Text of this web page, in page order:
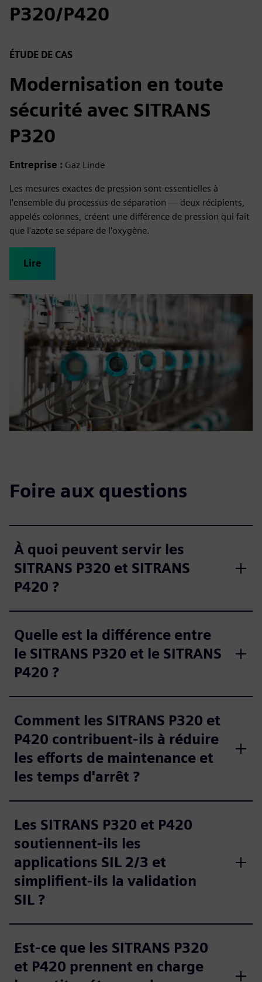
P320/P420
ÉTUDE DE CAS
Modernisation en toute
sécurité avec SITRANS
P320
Entreprise : Gaz Linde
Les mesures exactes de pression sont essentielles à
l'ensemble du processus de séparation — deux récipients,
appelés colonnes, créent une différence de pression qui fait
que l'azote se sépare de l'oxygène.
Lire
Foire aux questions
À quoi peuvent servir les
SITRANS P320 et SITRANS
P420 ?
Quelle est la différence entre
le SITRANS P320 et le SITRANS
P420 ?
Comment les SITRANS P320 et
P420 contribuent-ils à réduire
les efforts de maintenance et
les temps d'arrêt ?
Les SITRANS P320 et P420
soutiennent-ils les
applications SIL 2/3 et
simplifient-ils la validation
SIL ?
Est-ce que les SITRANS P320
et P420 prennent en charge